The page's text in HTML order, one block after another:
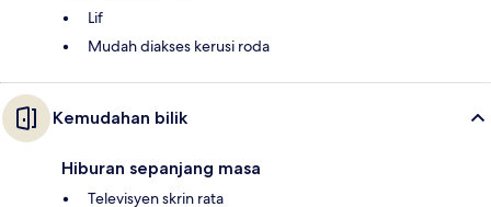
Lif
Mudah diakses kerusi roda
Kemudahan bilik
Hiburan sepanjang masa
Televisyen skrin rata